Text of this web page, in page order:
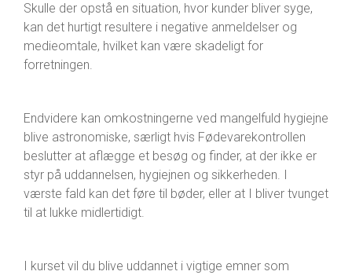
Skulle der opstå en situation, hvor kunder bliver syge,
kan det hurtigt resultere i negative anmeldelser og
medieomtale, hvilket kan være skadeligt for
forretningen.
Endvidere kan omkostningerne ved mangelfuld hygiejne
blive astronomiske, særligt hvis Fødevarekontrollen
beslutter at aflægge et besøg og finder, at der ikke er
styr på uddannelsen, hygiejnen og sikkerheden. I
værste fald kan det føre til bøder, eller at I bliver tvunget
til at lukke midlertidigt.
I kurset vil du blive uddannet i vigtige emner som